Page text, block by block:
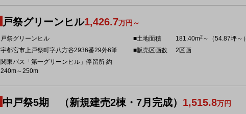
戸祭グリーンヒル1,426.7万円～
戸祭グリーンヒル
宇都宮市上戸祭町字八方谷2936番29外6筆
関東バス「第一グリーンヒル」停留所 約
240m～250m
■土地面積 181.40m2 ～（54.87坪～）
■販売区画数
2区画
中戸祭5期 （新規建売2棟・7月完成） 1,515.8万円